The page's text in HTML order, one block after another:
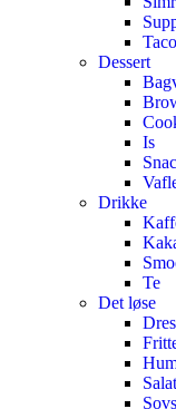
Dessert
Is
Drikke
Te
Det løse
Salat
Sovs